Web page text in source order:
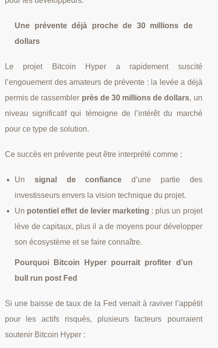
Une prévente déjà proche de 30 millions de
dollars
Le projet Bitcoin Hyper a rapidement suscité
l’engouement des amateurs de prévente : la levée a déjà
permis de rassembler près de 30 millions de dollars, un
niveau significatif qui témoigne de l’intérêt du marché
pour ce type de solution.
Ce succès en prévente peut être interprété comme :
Un signal de confiance d’une partie des
investisseurs envers la vision technique du projet.
Un potentiel effet de levier marketing : plus un projet
lève de capitaux, plus il a de moyens pour développer
son écosystème et se faire connaître.
Pourquoi Bitcoin Hyper pourrait profiter d’un
bull run post Fed
Si une baisse de taux de la Fed venait à raviver l’appétit
pour les actifs risqués, plusieurs facteurs pourraient
soutenir Bitcoin Hyper :